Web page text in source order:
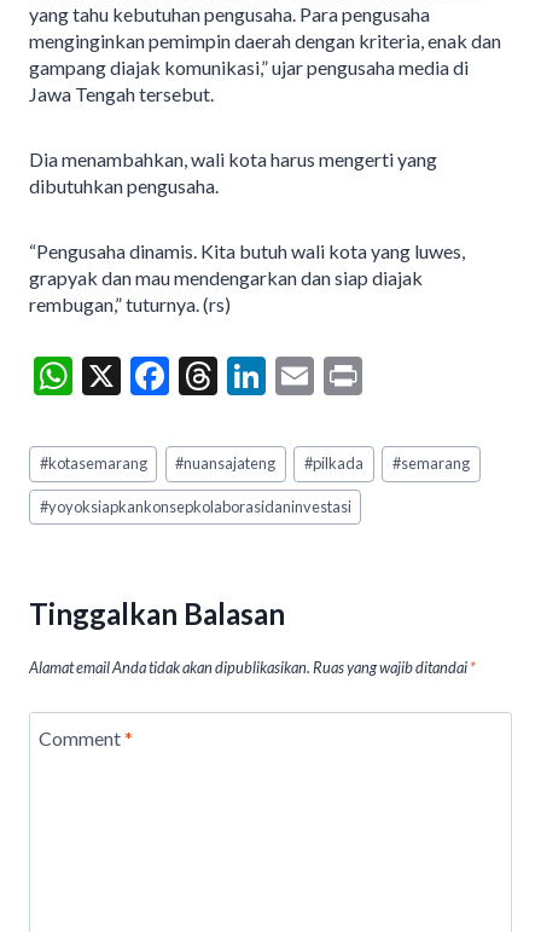
yang tahu kebutuhan pengusaha. Para pengusaha
menginginkan pemimpin daerah dengan kriteria, enak dan
gampang diajak komunikasi,” ujar pengusaha media di
Jawa Tengah tersebut.
Dia menambahkan, wali kota harus mengerti yang
dibutuhkan pengusaha.
“Pengusaha dinamis. Kita butuh wali kota yang luwes,
grapyak dan mau mendengarkan dan siap diajak
rembugan,” tuturnya. (rs)
W
at
s
A
p
X
F
e
b
o
k
T
ea
ds
Li
ke
dI
n
E
ai
l
t
Post
Tags:
#kotasemarang #nuansajateng #pilkada #semarang
#yoyoksiapkankonsepkolaborasidaninvestasi
Tinggalkan Balasan
Alamat email Anda tidak akan dipublikasikan. Ruas yang wajib ditandai*
Comment*